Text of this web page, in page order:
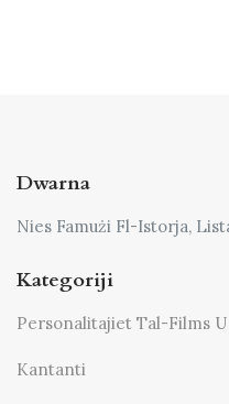
Dwarna
Nies Famużi Fl-Istorja,
Kategoriji
Personalitajiet Tal-Films
Kantanti